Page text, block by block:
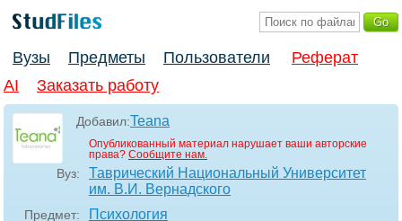
Вузы Предметы Пользователи
Реферат
AI
Заказать работу
Добавил:Teana
Опубликованный материал нарушает ваши авторские
права? Сообщите нам.
Вуз:
Таврический Национальный Университет
им. В.И. Вернадского
Предмет: Психология